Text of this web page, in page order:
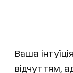
Ваша
відчуттям,